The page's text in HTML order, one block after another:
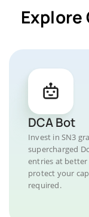
DCA Bot
Invest in SN3
supercharged
entries at better
protect your
required.